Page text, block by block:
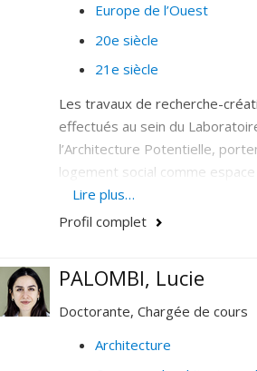
Europe de l’Ouest
20e siècle
21e siècle
Les travaux de recherche-
effectués au sein du
l’Architecture Potentielle,
logement social comme
d'innovation et de critiques
canadiens et sur le projet
l’Atelier Big City depuis sa
mises en espace, combinent la
pertinents et percutants à
Lire plus…
Profil complet
PALOMBI, Lucie
Doctorante, Chargée de cours
Architecture